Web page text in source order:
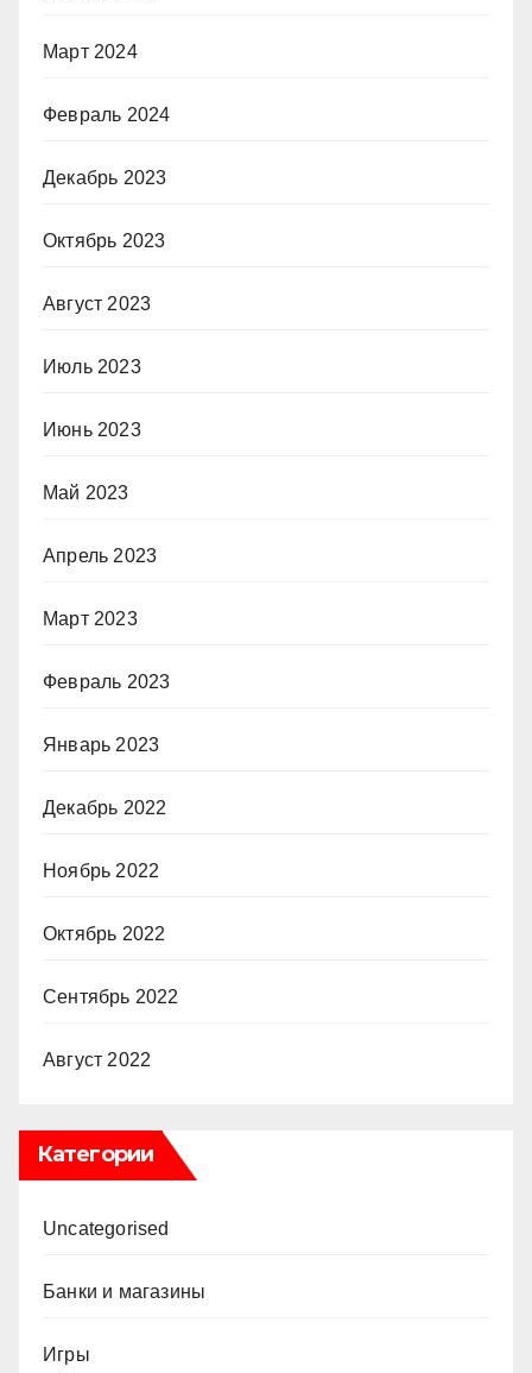
Март 2024
Февраль 2024
Декабрь 2023
Октябрь 2023
Август 2023
Июль 2023
Июнь 2023
Май 2023
Апрель 2023
Март 2023
Февраль 2023
Январь 2023
Декабрь 2022
Ноябрь 2022
Октябрь 2022
Сентябрь 2022
Август 2022
Категории
Uncategorised
Банки и магазины
Игры